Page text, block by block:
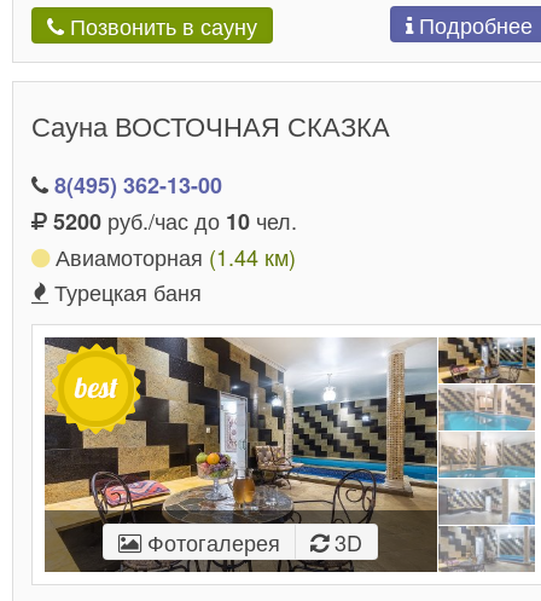
Позвонить в сауну Подробнее
Сауна ВОСТОЧНАЯ СКАЗКА
8(495) 362-13-00
5200 руб./час до 10 чел.
Авиамоторная (1.44 км)
Турецкая баня
Фотогалерея 3D